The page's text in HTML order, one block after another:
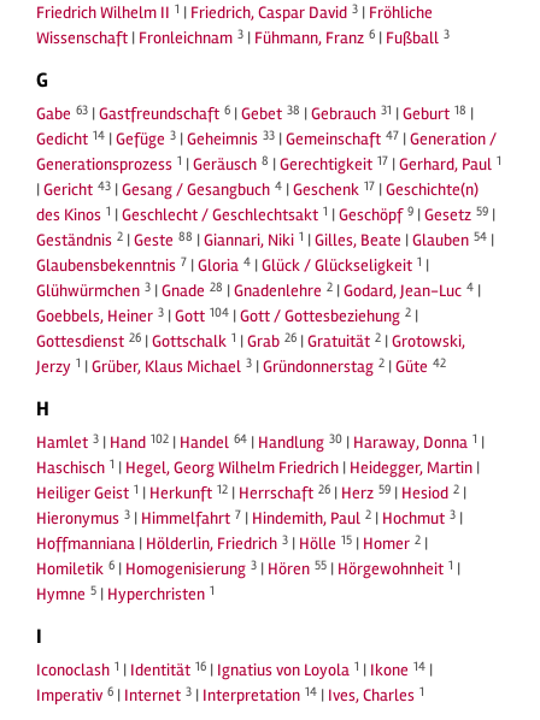
Friedrich Wilhelm II 1 | Friedrich, Caspar David 3 | Fröhliche
Wissenschaft | Fronleichnam 3 | Fühmann, Franz 6 | Fußball 3
G
Gabe 63 |Gastfreundschaft 6 |Gebet 38 |Gebrauch 31 |Geburt 18 |
Gedicht 14 |Gefüge 3 |Geheimnis 33 |Gemeinschaft 47 |Generation /
Generationsprozess 1 |Geräusch 8 |Gerechtigkeit 17 |Gerhard, Paul 1
|Gericht 43 |Gesang / Gesangbuch 4 |Geschenk 17 |Geschichte(n)
des Kinos 1 |Geschlecht / Geschlechtsakt 1 |Geschöpf 9 |Gesetz 59 |
Geständnis 2 |Geste 88 |Giannari, Niki 1 |Gilles, Beate |Glauben 54 |
Glaubensbekenntnis 7 |Gloria 4 |Glück / Glückseligkeit 1 |
Glühwürmchen 3 |Gnade 28 |Gnadenlehre 2 |Godard, Jean-Luc 4 |
Goebbels, Heiner 3 |Gott 104 |Gott / Gottesbeziehung 2 |
Gottesdienst 26 |Gottschalk 1 |Grab 26 |Gratuität 2 |Grotowski,
Jerzy 1 |Grüber, Klaus Michael 3 |Gründonnerstag 2 |Güte 42
H
Hamlet 3 | Hand 102 | Handel 64 | Handlung 30 | Haraway, Donna 1 |
Haschisch 1 | Hegel, Georg Wilhelm Friedrich | Heidegger, Martin |
Heiliger Geist 1 | Herkunft 12 | Herrschaft 26 | Herz 59 | Hesiod 2 |
Hieronymus 3 | Himmelfahrt 7 | Hindemith, Paul 2 | Hochmut 3 |
Hoffmanniana | Hölderlin, Friedrich 3 | Hölle 15 | Homer 2 |
Homiletik 6 | Homogenisierung 3 | Hören 55 | Hörgewohnheit 1 |
Hymne 5 | Hyperchristen 1
I
Iconoclash 1 | Identität 16 | Ignatius von Loyola 1 | Ikone 14 |
Imperativ 6 | Internet 3 | Interpretation 14 | Ives, Charles 1